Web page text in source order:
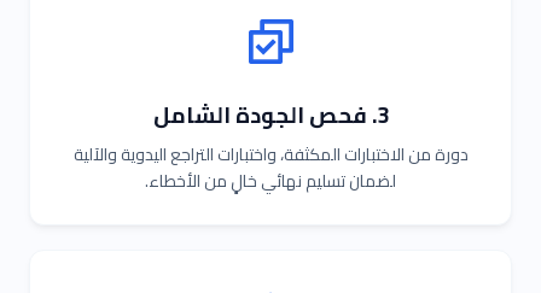
3. فحص الجودة الشامل
دورة من الاختبارات المكثفة، واختبارات التراجع اليدوية والآلية
لضمان تسليم نهائي خالٍ من الأخطاء.